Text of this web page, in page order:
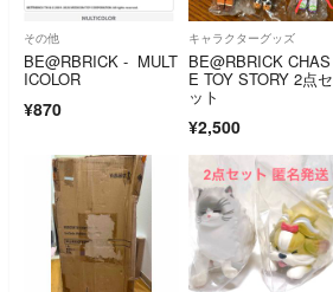
その他
BE@RBRICK - MULT
ICOLOR
¥870
キャラクターグッズ
BE@RBRICK CHAS
E TOY STORY 2点セ
ット
¥2,500